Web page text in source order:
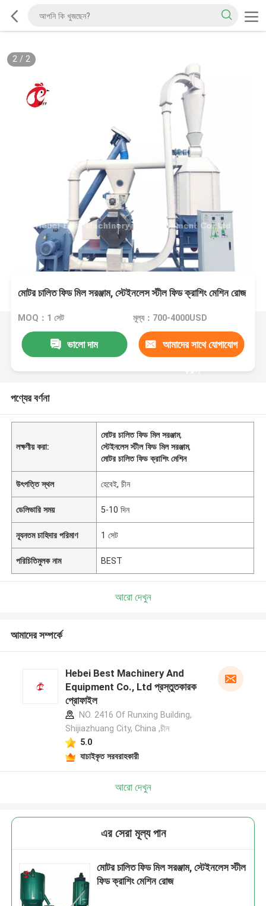
2/ 2
মোটর চালিত ফিড মিল সরঞ্জাম, স্টেইনলেস স্টীল ফিড ক্রাশিং মেশিন রোজ
MOQ：1 সেট মূল্য：700-4000USD
ভালো দাম আমাদের সাথে যোগাযোগ
করুন
পণ্যের বর্ণনা
লক্ষণীয় করা:
মোটর চালিত ফিড মিল সরঞ্জাম,
স্টেইনলেস স্টীল ফিড মিল সরঞ্জাম,
মোটর চালিত ফিড ক্রাশিং মেশিন
উৎপত্তি স্থল হেবেই, চীন
ডেলিভারি সময় 5-10 দিন
ন্যূনতম চাহিদার পরিমাণ 1 সেট
পরিচিতিমুলক নাম BEST
আরো দেখুন
আমাদের সম্পর্কে
Hebei Best Machinery And
Equipment Co., Ltd প্রস্তুতকারক
প্রোফাইল
NO. 2416 Of Runxing Building,
Shijiazhuang City, China ,চীন
5.0
যাচাইকৃত সরবরাহকারী
আরো দেখুন
এর সেরা মূল্য পান
মোটর চালিত ফিড মিল সরঞ্জাম, স্টেইনলেস স্টীল
ফিড ক্রাশিং মেশিন রোজ